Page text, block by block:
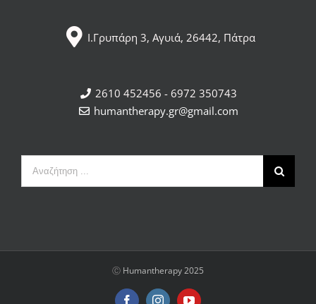
Ι.Γρυπάρη 3, Αγυιά, 26442, Πάτρα
2610 452456 - 6972 350743
humantherapy.gr@gmail.com
Ⓒ Humantherapy 2025
FacebookInstagramYouTube